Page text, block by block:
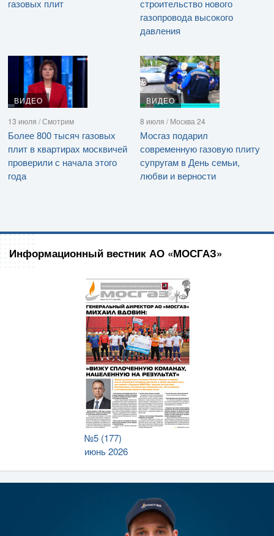
газовых плит
строительство нового
газопровода высокого
давления
ВИДЕО
13 июля / Смотрим
Более 800 тысяч газовых
плит в квартирах москвичей
проверили с начала этого
года
ВИДЕО
8 июля / Москва 24
Мосгаз подарил
современную газовую плиту
супругам в День семьи,
любви и верности
Информационный вестник АО «МОСГАЗ»
№5 (177)
июнь 2026